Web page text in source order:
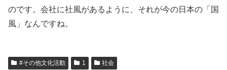
のです。会社に社風があるように、それが今の日本の「国
風」なんですね。
#その他文化活動 1 社会